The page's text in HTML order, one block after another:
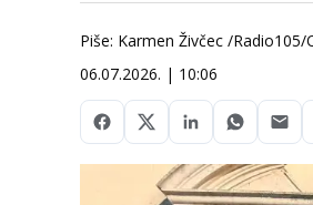
Piše: Karmen Živčec /
06.07.2026. | 10:06